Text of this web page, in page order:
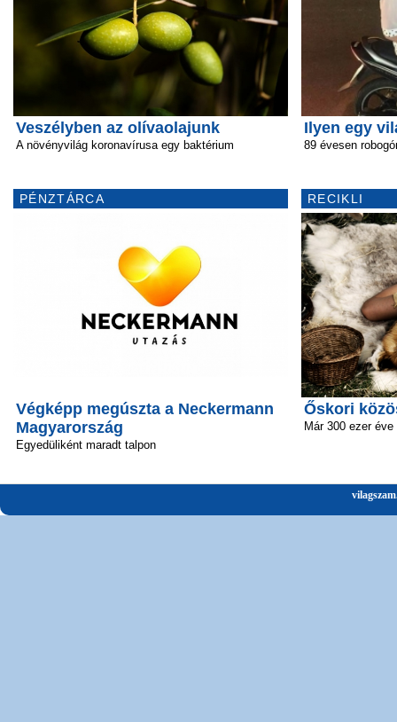
Veszélyben az olívaolajunk
A növényvilág koronavírusa egy baktérium
PÉNZTÁRCA
Végképp megúszta a Neckermann
Magyarország
Egyedüliként maradt talpon
Ilyen egy
89 évesen
RECIKLI
Őskori
Már 300 ezer